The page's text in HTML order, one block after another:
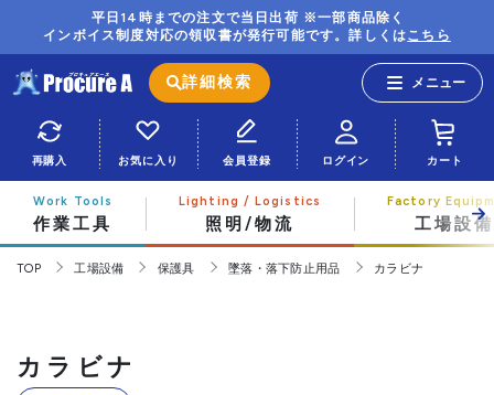
平日14時までの注文で当日出荷 ※一部商品除く
インボイス制度対応の領収書が発行可能です。詳しくはこちら
詳細検索
再購入 お気に入り 会員登録 ログイン カート
作業工具 照明/物流 工場設備
TOP 工場設備 保護具 墜落・落下防止用品 カラビナ
カラビナ